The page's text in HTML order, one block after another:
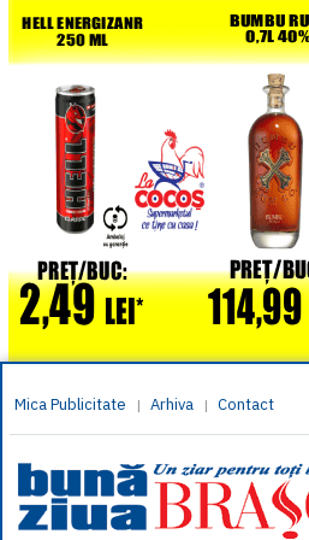
Mica Publicitate | Arhiva | Contact